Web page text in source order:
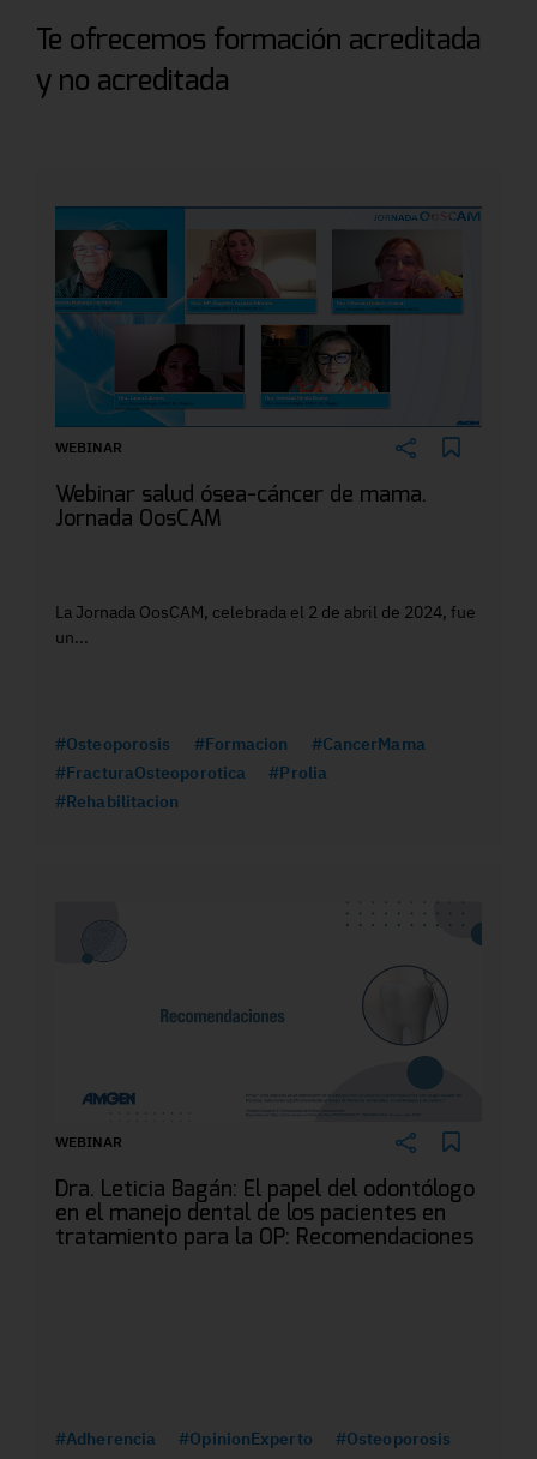
Te ofrecemos formación acreditada
y no acreditada
WEBINAR
Webinar salud ósea-cáncer de mama.
Jornada OosCAM
La Jornada OosCAM, celebrada el 2 de abril de 2024, fue
un...
#Osteoporosis #Formacion
#CancerMama
#FracturaOsteoporotica
#Prolia
#Rehabilitacion
WEBINAR
Dra. Leticia Bagán: El papel del odontólogo
en el manejo dental de los pacientes en
tratamiento para la OP: Recomendaciones
#Adherencia #OpinionExperto #Osteoporosis